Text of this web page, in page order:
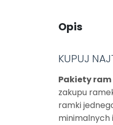
Opis
KUPUJ
Pakiety
zakupu
ramki
minimalnych